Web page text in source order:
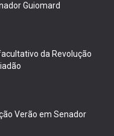
Guiomard
da Revolução
Verão em Senador